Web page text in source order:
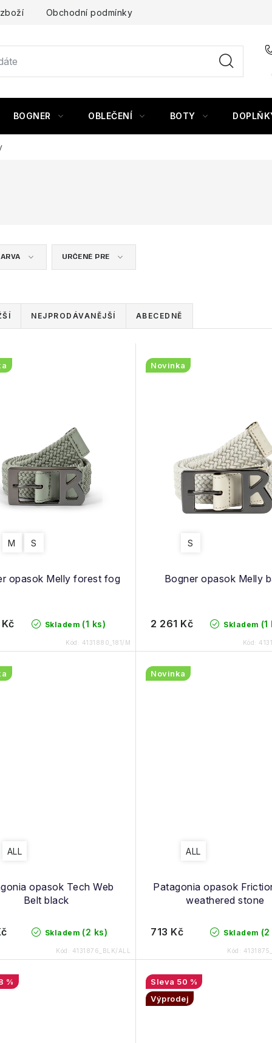
Obchodní podmínky
BOGNER OBLEČENÍ BOTY
URČENÉ PRE
NEJPRODÁVANĚJŠÍ ABECEDNĚ
opasok Melly forest fog
M S
Skladem (1 ks)
Kód: 4131880_181/M
Bogner opasok Melly
Novinka
S
Skladem (1
2 261 Kč
Kód:
opasok Tech Web
Belt black
ALL
Skladem (2 ks)
Kód: 4131876_BLK/ALL
Patagonia opasok
weathered stone
Novinka
ALL
Skladem
713 Kč
Kód:
%
50 %
Výprodej